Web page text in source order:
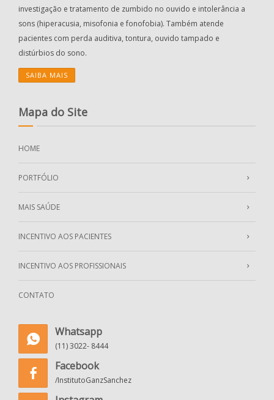
investigação e tratamento de zumbido no ouvido e intolerância a
sons (hiperacusia, misofonia e fonofobia). Também atende
pacientes com perda auditiva, tontura, ouvido tampado e
distúrbios do sono.
SAIBA MAIS
Mapa do Site
HOME
PORTFÓLIO
MAIS SAÚDE
INCENTIVO AOS PACIENTES
INCENTIVO AOS PROFISSIONAIS
CONTATO
Whatsapp
(11) 3022- 8444
Facebook
/InstitutoGanzSanchez